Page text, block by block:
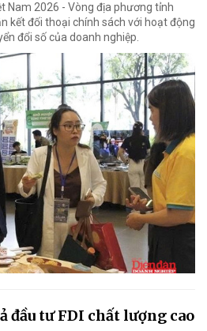
Nam 2026 - Vòng địa phương tỉnh
kết đối thoại chính sách với hoạt động
đổi số của doanh nghiệp.
đầu tư FDI chất lượng cao